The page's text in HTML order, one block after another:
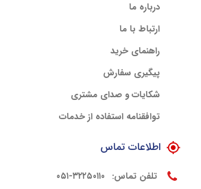
درباره ما
ارتباط با ما
راهنمای خرید
پیگیری سفارش
شکایات و صدای مشتری
توافقنامه استفاده از خدمات
اطلاعات تماس
تلفن تماس: ۳۲۲۵۰۱۱۰-۰۵۱